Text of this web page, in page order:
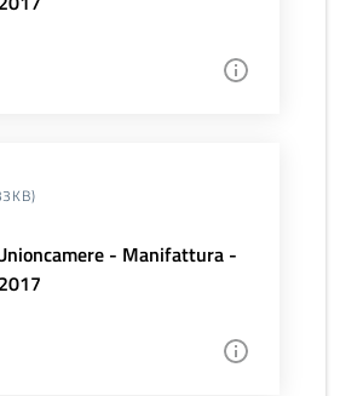
- Manifattura -